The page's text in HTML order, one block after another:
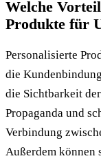
Welche
Produkte für
Personalisierte
die
die Sichtbarkeit
Propaganda und
Verbindung
Außerdem